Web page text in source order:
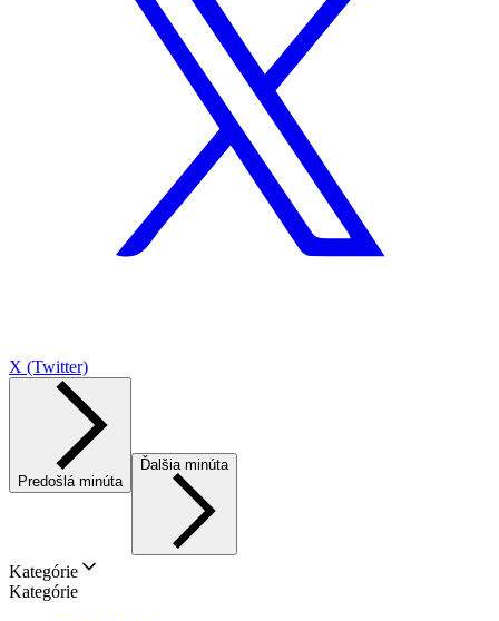
X (Twitter)
Predošlá minúta
Ďalšia minúta
Kategórie
Kategórie